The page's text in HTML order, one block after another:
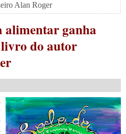
Alan Roger
ganha
do autor